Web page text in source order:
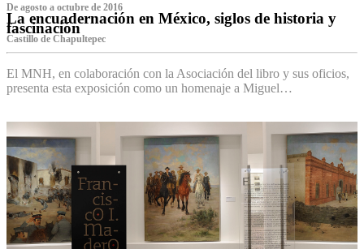
De agosto a octubre de 2016
La encuadernación en México, siglos de historia y
fascinación
Castillo de Chapultepec
El MNH, en colaboración con la Asociación del libro y sus oficios,
presenta esta exposición como un homenaje a Miguel…